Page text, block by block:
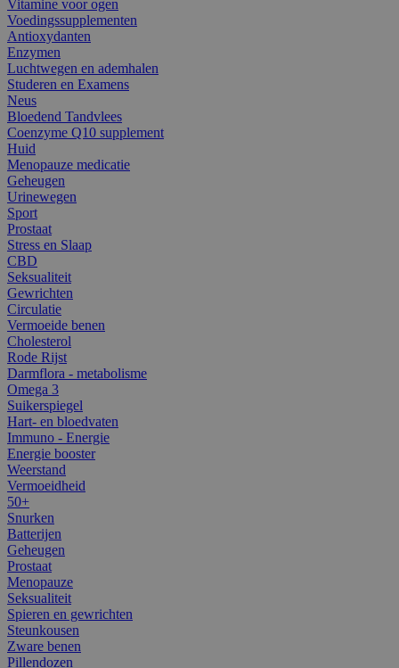
Vitamine voor ogen
Voedingssupplementen
Antioxydanten
Enzymen
Luchtwegen en ademhalen
Studeren en Examens
Neus
Bloedend Tandvlees
Coenzyme Q10 supplement
Huid
Menopauze medicatie
Geheugen
Urinewegen
Sport
Prostaat
Stress en Slaap
CBD
Seksualiteit
Gewrichten
Circulatie
Vermoeide benen
Cholesterol
Rode Rijst
Darmflora - metabolisme
Omega 3
Suikerspiegel
Hart- en bloedvaten
Immuno - Energie
Energie booster
Weerstand
Vermoeidheid
50+
Snurken
Batterijen
Geheugen
Prostaat
Menopauze
Seksualiteit
Spieren en gewrichten
Steunkousen
Zware benen
Pillendozen